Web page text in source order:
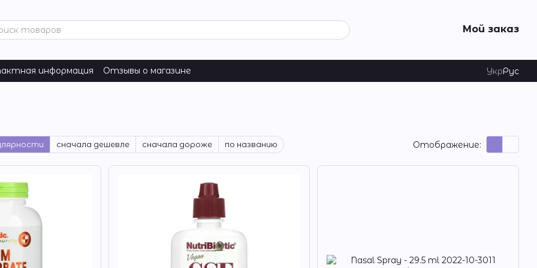
Мой заказ
информация Отзывы о магазине УкрРус
сначала дешевле сначала дороже по названию Отображение: